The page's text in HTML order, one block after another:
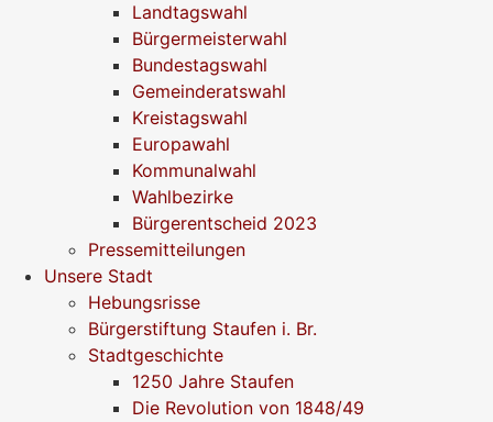
Landtagswahl
Bürgermeisterwahl
Bundestagswahl
Gemeinderatswahl
Kreistagswahl
Europawahl
Kommunalwahl
Wahlbezirke
Bürgerentscheid 2023
Pressemitteilungen
Unsere Stadt
Hebungsrisse
Bürgerstiftung Staufen i. Br.
Stadtgeschichte
1250 Jahre Staufen
Die Revolution von 1848/49